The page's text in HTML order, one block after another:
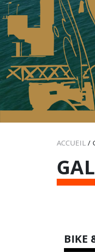
ACCUEIL /
BIKE